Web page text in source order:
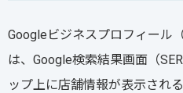
Googleビジネスプロフィール
は、Google検索結果画面（
ップ上に店舗情報が表示され